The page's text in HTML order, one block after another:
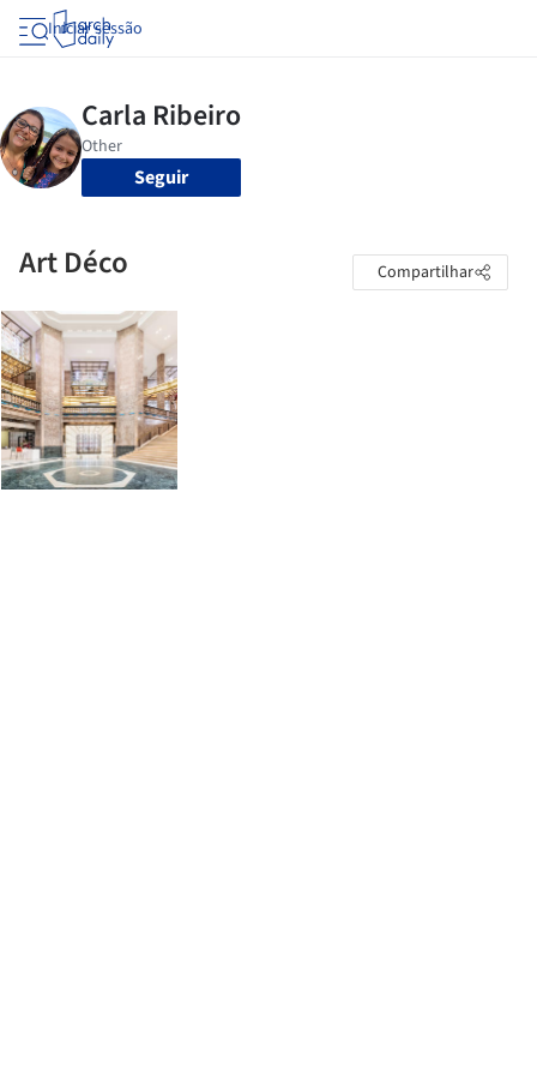
Iniciar sessão
Seguir
Art Déco Compartilhar